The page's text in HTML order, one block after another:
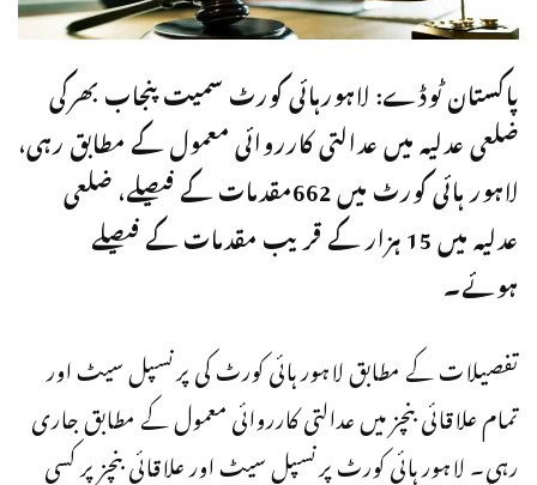
پاکستان ٹوڈے: لاہورہائی کورٹ سمیت پنجاب بھرکی
ضلعی عدلیہ میں عدالتی کارروائی معمول کے مطابق رہی،
لاہور ہائی کورٹ میں 662مقدمات کے فیصلے، ضلعی
عدلیہ میں 15 ہزار کے قریب مقدمات کے فیصلے
ہوئے۔
تفصیلات کے مطابق لاہور ہائی کورٹ کی پرنسپل سیٹ اور
تمام علاقائی بنچز میں عدالتی کارروائی معمول کے مطابق جاری
رہی۔ لاہور ہائی کورٹ پرنسپل سیٹ اور علاقائی بنچز پر کسی